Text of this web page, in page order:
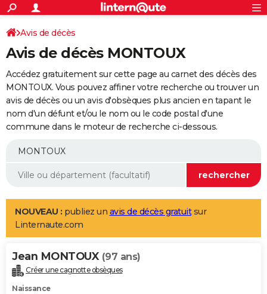
ACTUALITÉS
Politique
Société
Faits Divers
Education
Monde
Villes
+
SPORT
Coupe du monde 2026
Football
Tennis
Cyclisme
Rugby
Forum
Programme TV
TNT
Streaming
Cinéma
Sorties cinéma
Musique
+
FINANCE
Retraite
Epargne
Immobilier
Risques naturels par ville
Banque
Assurance
AUTO
Essais
Réserver un essai
Citadines
Berlines
SUV
Forum auto
+
Mobiles
Meilleur smartphone
Internet
Ordinateurs
Jeux vidéo
Guide high-tech
Aménagement intérieur
LIFESTYLE
Art de vivre
Bien-être
Loisirs
Mode
Modes de vie
Alimentation
Guide de la santé
Maladies
Médicaments
Sommeil
VOYAGE
Destinations
City break
Voyage nature
Voyage de noces
Forum
Climat
+PHOTO
Avis de décès
Avis de décès MONTOUX
Accédez gratuitement sur cette page au carnet des décès des
MONTOUX. Vous pouvez affiner votre recherche ou trouver un
avis de décès ou un avis d'obsèques plus ancien en tapant le
nom d'un défunt et/ou le nom ou le code postal d'une
commune dans le moteur de recherche ci-dessous.
NOUVEAU : publiez un avis de décès gratuitsur
Linternaute.com
Jean MONTOUX (97 ans)
Créer une cagnotte obsèques
Naissance